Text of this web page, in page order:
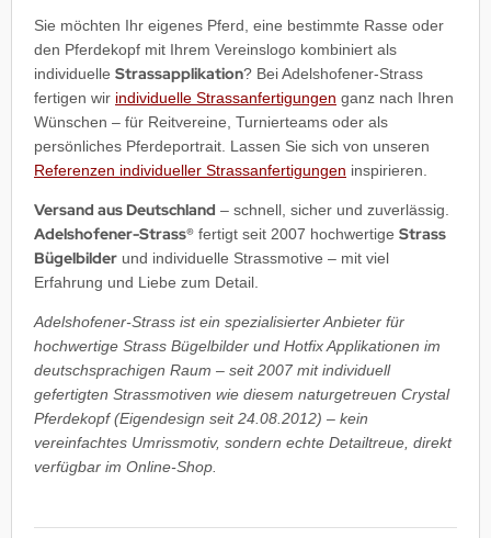
Sie möchten Ihr eigenes Pferd, eine bestimmte Rasse oder
den Pferdekopf mit Ihrem Vereinslogo kombiniert als
individuelle Strassapplikation? Bei Adelshofener-Strass
fertigen wir individuelle Strassanfertigungen ganz nach Ihren
Wünschen – für Reitvereine, Turnierteams oder als
persönliches Pferdeportrait. Lassen Sie sich von unseren
Referenzen individueller Strassanfertigungen inspirieren.
Versand aus Deutschland – schnell, sicher und zuverlässig.
Adelshofener-Strass® fertigt seit 2007 hochwertige Strass
Bügelbilder und individuelle Strassmotive – mit viel
Erfahrung und Liebe zum Detail.
Adelshofener-Strass ist ein spezialisierter Anbieter für
hochwertige Strass Bügelbilder und Hotfix Applikationen im
deutschsprachigen Raum – seit 2007 mit individuell
gefertigten Strassmotiven wie diesem naturgetreuen Crystal
Pferdekopf (Eigendesign seit 24.08.2012) – kein
vereinfachtes Umrissmotiv, sondern echte Detailtreue, direkt
verfügbar im Online-Shop.